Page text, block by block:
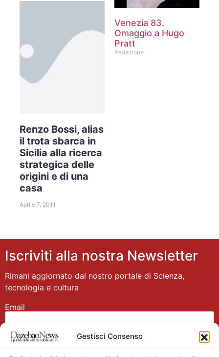
Gestisci Consenso
Renzo Bossi, alias
il trota sbarca in
Sicilia alla ricerca
strategica delle
origini e di una
casa
Aprile 7, 2011
Venezia 83.
Omaggio a Hugo
Pratt
Redazione
Iscriviti alla nostra Newsletter
Rimani aggiornato dal nostro portale di Scienza,
tecnologia e cultura
Email
Nome